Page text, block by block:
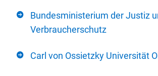
Bundesministerium der Justiz
Verbraucherschutz
Carl von Ossietzky Universität